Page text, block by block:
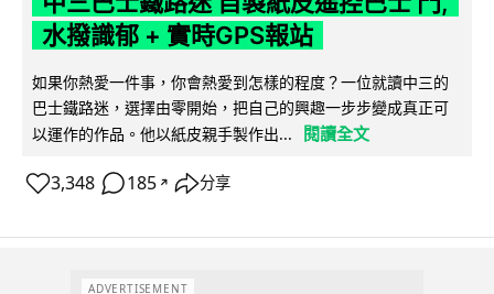
水撥識郁 + 實時GPS報站
如果你熱愛一件事，你會熱愛到怎樣的程度？一位就讀中三的
巴士鐵路迷，選擇由零開始，把自己的興趣一步步變成真正可
以運作的作品。他以紙皮親手製作出...
閱讀全文
3,348 185 ↗ 分享
ADVERTISEMENT